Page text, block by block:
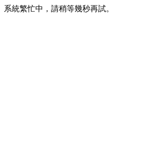
系統繁忙中，請稍等幾秒再試。